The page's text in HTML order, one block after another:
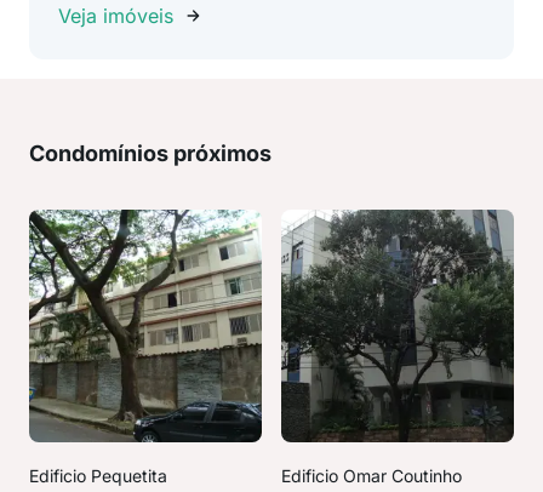
Veja imóveis
Condomínios próximos
Edificio Pequetita Edificio Omar Coutinho